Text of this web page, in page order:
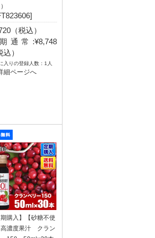
（税込）
通常:¥8,748
込）
入りの登録人数：1人
細ページへ
期購入】【砂糖不使
高濃度果汁 クラン